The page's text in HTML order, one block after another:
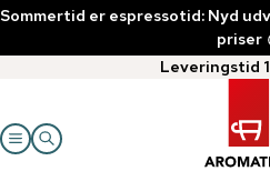
Sommertid er espressotid: Nyd
priser
Leveringstid